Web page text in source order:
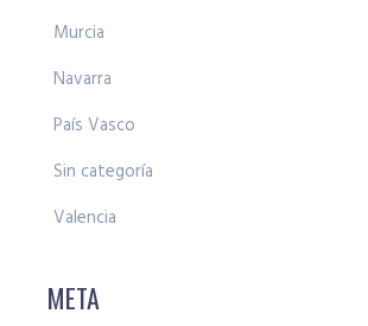
Murcia
Navarra
País Vasco
Sin categoría
Valencia
META